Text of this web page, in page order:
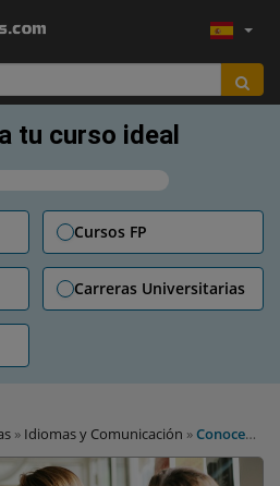
tu curso ideal
Cursos FP
Carreras Universitarias
» Idiomas y Comunicación »Conoce